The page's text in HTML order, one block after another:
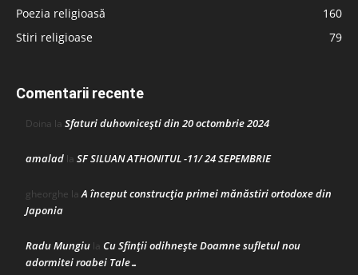
Poezia religioasă
160
Stiri religioase
79
Comentarii recente
Doina la Sfaturi duhovnicești din 20 octombrie 2024
amalad la SF SILUAN ATHONITUL -11/ 24 SEPEMBRIE
gheorghe laA început construcţia primei mănăstiri ortodoxe din
Japonia
Radu Mungiu la Cu Sfinții odihnește Doamne sufletul nou
adormitei roabei Tale…